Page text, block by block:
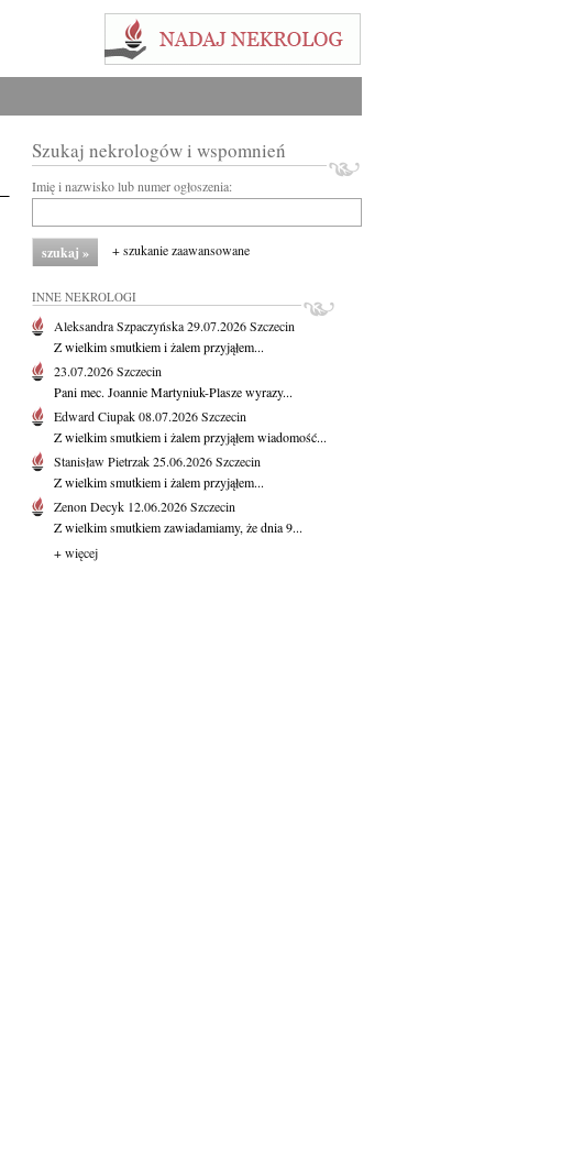
Szukaj nekrologów i wspomnień
Imię i nazwisko lub numer ogłoszenia:
+ szukanie zaawansowane
INNE NEKROLOGI
Aleksandra Szpaczyńska29.07.2026Szczecin
Z wielkim smutkiem i żalem przyjąłem...
23.07.2026Szczecin
Pani mec. Joannie Martyniuk-Plasze wyrazy...
Edward Ciupak08.07.2026Szczecin
Z wielkim smutkiem i żalem przyjąłem wiadomość...
Stanisław Pietrzak25.06.2026Szczecin
Z wielkim smutkiem i żalem przyjąłem...
Zenon Decyk 12.06.2026Szczecin
Z wielkim smutkiem zawiadamiamy, że dnia 9...
+ więcej